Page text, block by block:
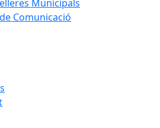
Municipals
Comunicació